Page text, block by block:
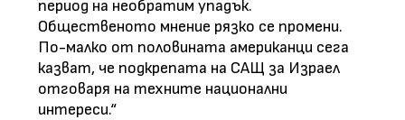
период на необратим упадък.
Общественото мнение рязко се промени.
По-малко от половината американци сега
казват, че подкрепата на САЩ за Израел
отговаря на техните национални
интереси.“